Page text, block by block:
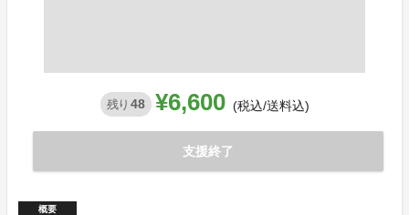
残り 48 ¥6,600 (税込/送料込)
支援終了
概要